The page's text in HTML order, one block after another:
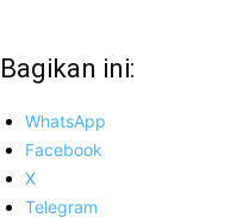
Bagikan ini:
WhatsApp
Facebook
X
Telegram